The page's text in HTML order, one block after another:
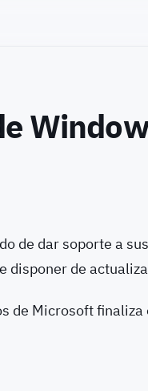
de dar soporte a
disponer de
de Microsoft finaliza